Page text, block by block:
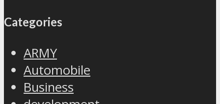
Categories
ARMY
Automobile
Business